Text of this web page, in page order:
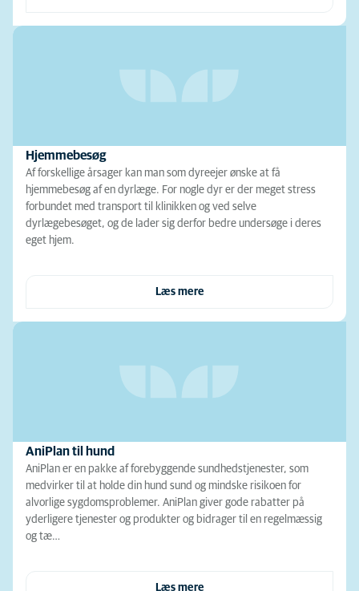
Hjemmebesøg
Af forskellige årsager kan man som dyreejer ønske at få
hjemmebesøg af en dyrlæge. For nogle dyr er der meget stress
forbundet med transport til klinikken og ved selve
dyrlægebesøget, og de lader sig derfor bedre undersøge i deres
eget hjem.
Læs mere
AniPlan til hund
AniPlan er en pakke af forebyggende sundhedstjenester, som
medvirker til at holde din hund sund og mindske risikoen for
alvorlige sygdomsproblemer. AniPlan giver gode rabatter på
yderligere tjenester og produkter og bidrager til en regelmæssig
og tæ…
Læs mere